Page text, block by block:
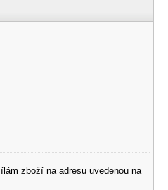
zboží na adresu uvedenou na